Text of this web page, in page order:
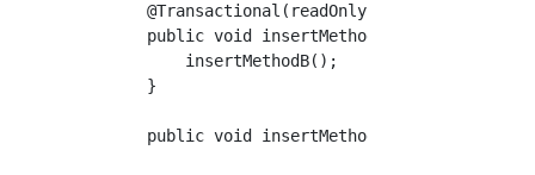
    @Transactional(readOnly = true)
    public void insertMethodA() {
        insertMethodB();
    }
    public void insertMethodB() {